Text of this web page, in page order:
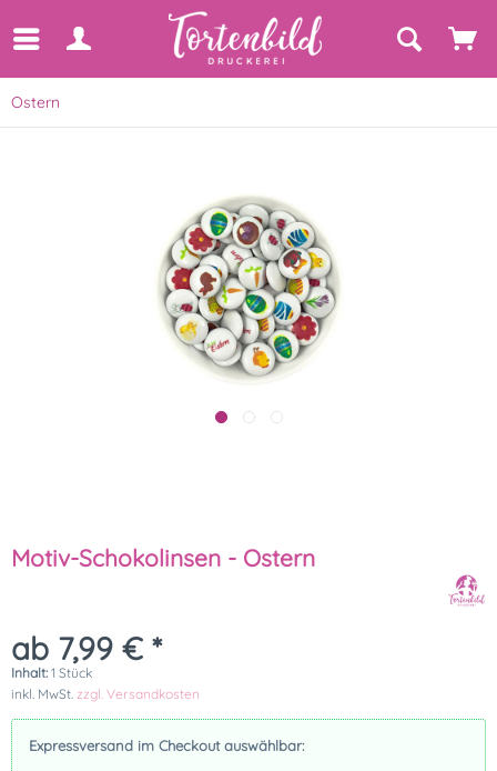
Ostern
Motiv-Schokolinsen - Ostern
ab 7,99 € *
Inhalt: 1 Stück
inkl. MwSt. zzgl. Versandkosten
Expressversand im Checkout auswählbar: